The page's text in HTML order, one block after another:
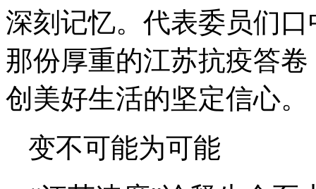
深刻记忆。代表委员们
那份厚重的江苏抗疫答
创美好生活的坚定信心。
变不可能为可能